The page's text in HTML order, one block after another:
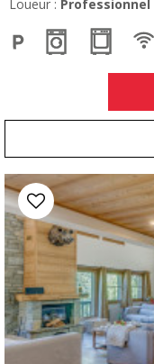
Loueur : Professionnel